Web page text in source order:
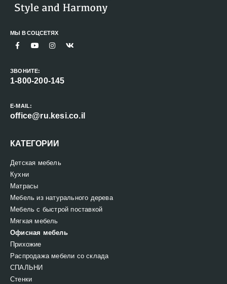
МЫ В СОЦСЕТЯХ
ЗВОНИТЕ:
1-800-200-145
E-MAIL:
office@ru.kesi.co.il
КАТЕГОРИИ
Детская мебель
Кухни
Матрасы
Мебель из натурального дерева
Мебель с быстрой поставкой
Мягкая мебель
Офисная мебель
Прихожие
Распродажа мебели со склада
СПАЛЬНИ
Стенки